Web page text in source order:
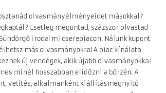
olvasmányélményeidet másokkal?
Esetleg meguntad, százszor olvastad
irodalmi cserepiacon! Nálunk kupont
más olvasmányokra! A piac kínálata
új vendégek, akik újabb olvasmányokkal
minél hosszabban elidőzni a börzén. A
vetítés, alkalmanként kiállításmegnyitó